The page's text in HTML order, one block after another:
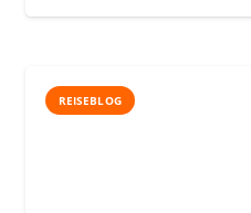
REISEBLOG